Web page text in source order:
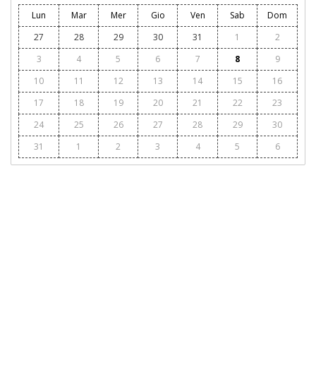
Lun Mar Mer Gio Ven Sab
Dom
27
28 29 30 31 1
2
3
4 5 6 7 8
9
10
11 12 13 14 15
16
17
18 19 20 21 22
23
24
25 26 27 28 29
30
31
1 2 3 4 5 6